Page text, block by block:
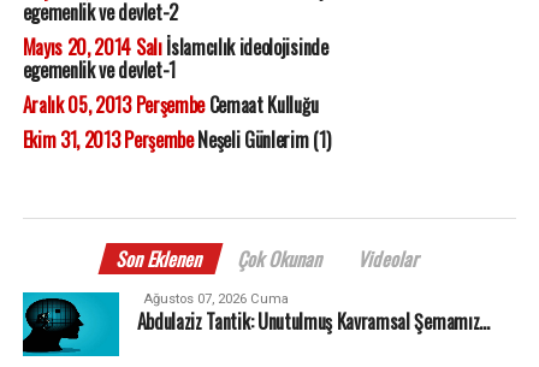
egemenlik ve devlet-2
Mayıs 20, 2014 Salıİslamcılık ideolojisinde
egemenlik ve devlet-1
Aralık 05, 2013 PerşembeCemaat Kulluğu
Ekim 31, 2013 PerşembeNeşeli Günlerim (1)
Son Eklenen Çok Okunan Videolar
Ağustos 07, 2026 Cuma
Abdulaziz Tantik: Unutulmuş Kavramsal Şemamız…